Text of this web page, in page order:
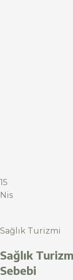
15
Nis
Sağlık Turizmi
Sağlık
Sebebi